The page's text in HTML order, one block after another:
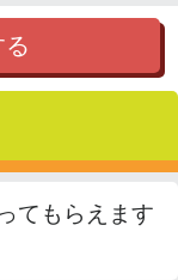
てもらえます